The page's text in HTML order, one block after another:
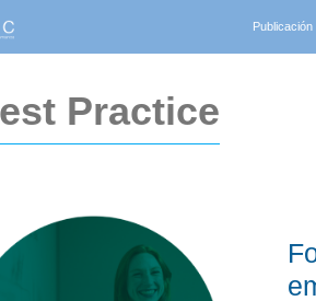
Practice